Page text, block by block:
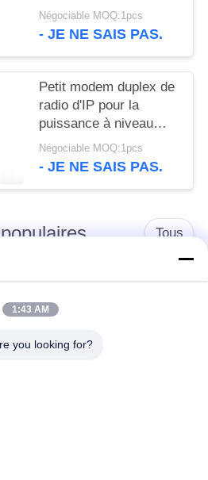
modem/modem par
radio sans fil de fond
Négociable MOQ:1pcs
- JE NE SAIS PAS.
Petit modem duplex de
radio d'IP pour la
puissance à niveau
minimal du système de
bourdon d'UAV
Négociable MOQ:1pcs
- JE NE SAIS PAS.
Tous
Émetteur visuel sans
fil de COFDM
1:43 AM
you looking for?